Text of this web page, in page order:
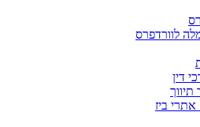
לוורדפרס
דין
אתרי ביז